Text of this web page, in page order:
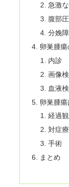
急激
腹部
分娩
卵巣腫
内診
画像
血液
卵巣腫
経過
対症
手術
まとめ